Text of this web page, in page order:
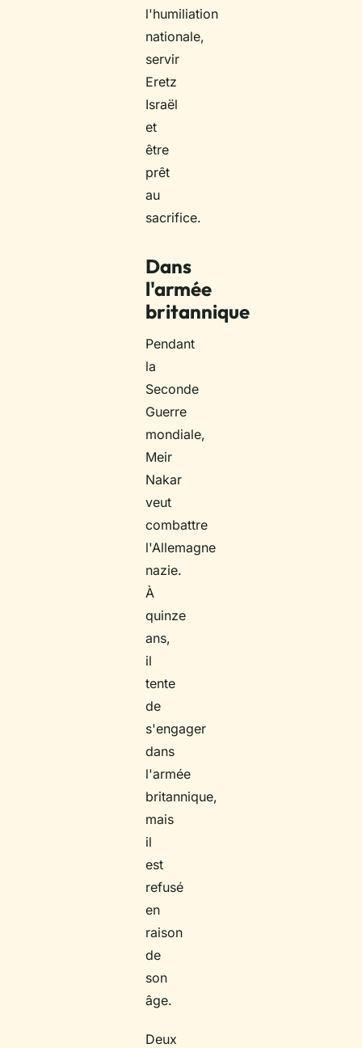
l'humiliation
nationale,
servir
Eretz
Israël
et
être
prêt
au
sacrifice.
Dans
l'armée
britannique
Pendant
la
Seconde
Guerre
mondiale,
Meir
Nakar
veut
combattre
l'Allemagne
nazie.
À
quinze
ans,
il
tente
de
s'engager
dans
l'armée
britannique,
mais
il
est
refusé
en
raison
de
son
âge.
Deux